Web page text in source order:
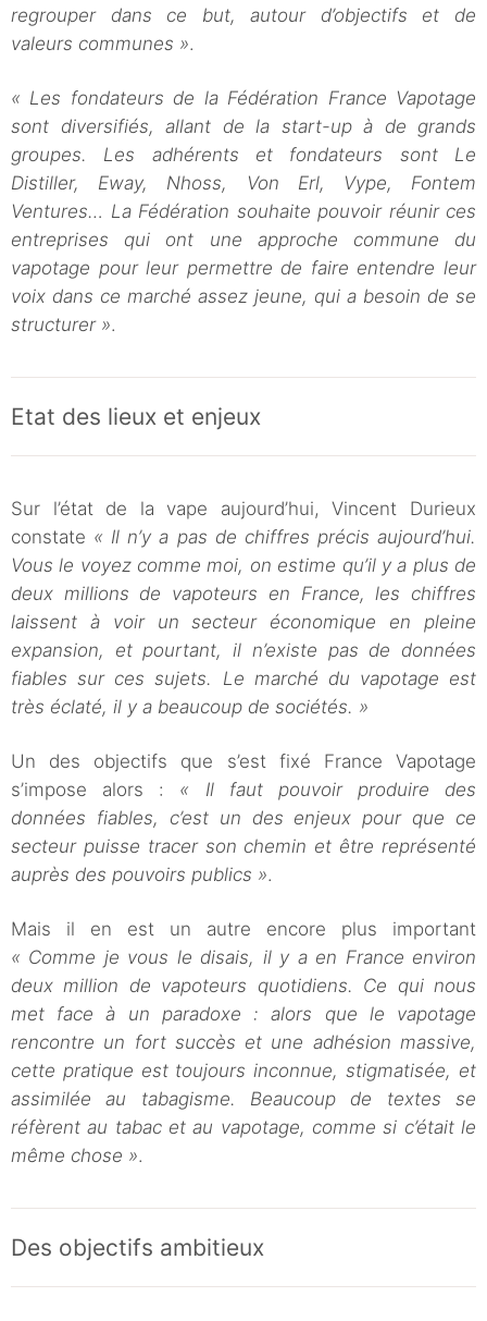
regrouper dans ce but, autour d’objectifs et de
valeurs communes ».
« Les fondateurs de la Fédération France Vapotage
sont diversifiés, allant de la start-up à de grands
groupes. Les adhérents et fondateurs sont Le
Distiller, Eway, Nhoss, Von Erl, Vype, Fontem
Ventures… La Fédération souhaite pouvoir réunir ces
entreprises qui ont une approche commune du
vapotage pour leur permettre de faire entendre leur
voix dans ce marché assez jeune, qui a besoin de se
structurer ».
Etat des lieux et enjeux
Sur l’état de la vape aujourd’hui, Vincent Durieux
constate « Il n’y a pas de chiffres précis aujourd’hui.
Vous le voyez comme moi, on estime qu’il y a plus de
deux millions de vapoteurs en France, les chiffres
laissent à voir un secteur économique en pleine
expansion, et pourtant, il n’existe pas de données
fiables sur ces sujets. Le marché du vapotage est
très éclaté, il y a beaucoup de sociétés. »
Un des objectifs que s’est fixé France Vapotage
s’impose alors : « Il faut pouvoir produire des
données fiables, c’est un des enjeux pour que ce
secteur puisse tracer son chemin et être représenté
auprès des pouvoirs publics ».
Mais il en est un autre encore plus important
« Comme je vous le disais, il y a en France environ
deux million de vapoteurs quotidiens. Ce qui nous
met face à un paradoxe : alors que le vapotage
rencontre un fort succès et une adhésion massive,
cette pratique est toujours inconnue, stigmatisée, et
assimilée au tabagisme. Beaucoup de textes se
réfèrent au tabac et au vapotage, comme si c’était le
même chose ».
Des objectifs ambitieux